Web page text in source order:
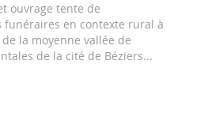
ouvrage tente de
en contexte rural à
la moyenne vallée de
de la cité de Béziers...